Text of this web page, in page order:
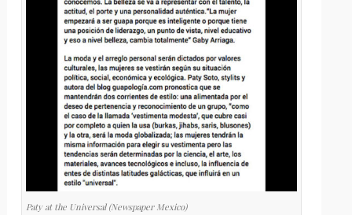
Paty at the Universal (Newspaper Mexico)